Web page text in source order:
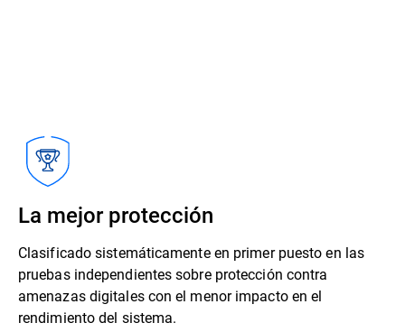
La mejor protección
Clasificado sistemáticamente en primer puesto en las
pruebas independientes sobre protección contra
amenazas digitales con el menor impacto en el
rendimiento del sistema.